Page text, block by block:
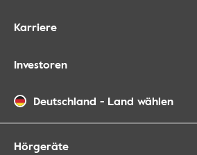
Karriere
Investoren
Deutschland - Land wählen
Hörgeräte